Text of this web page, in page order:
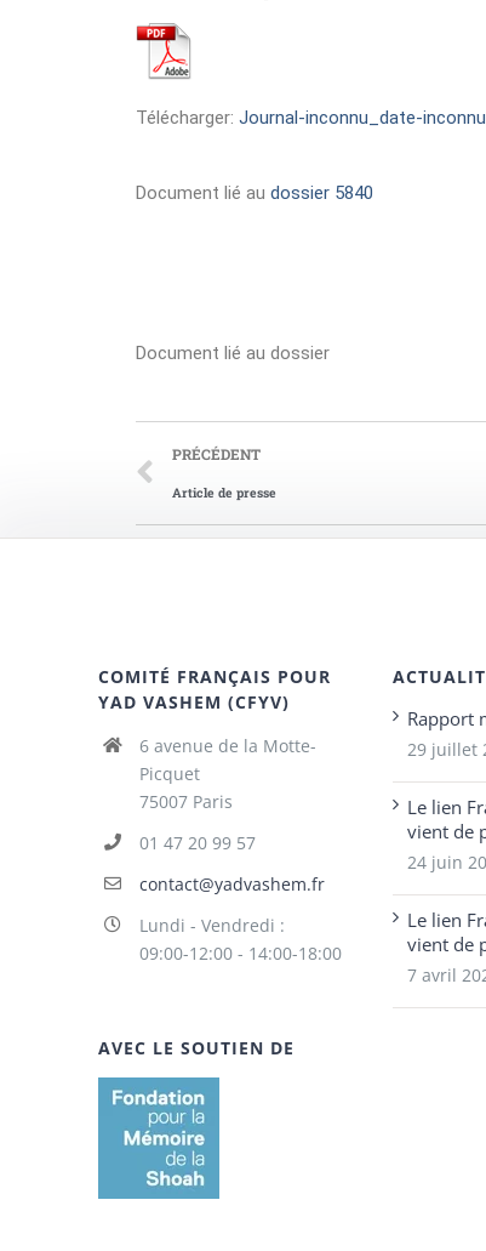
Télécharger: Journal-inconnu_date-
Document lié au dossier 5840
Document lié au dossier
PRÉCÉDENT
Article de presse
COMITÉ FRANÇAIS POUR
YAD VASHEM (CFYV)
6 avenue de la Motte-
Picquet
75007 Paris
01 47 20 99 57
contact@yadvashem.fr
Lundi - Vendredi :
09:00-12:00 - 14:00-18:00
AVEC LE SOUTIEN DE
Rapport
29 juillet
Le lien
vient de
24 juin
Le lien
vient de
7 avril